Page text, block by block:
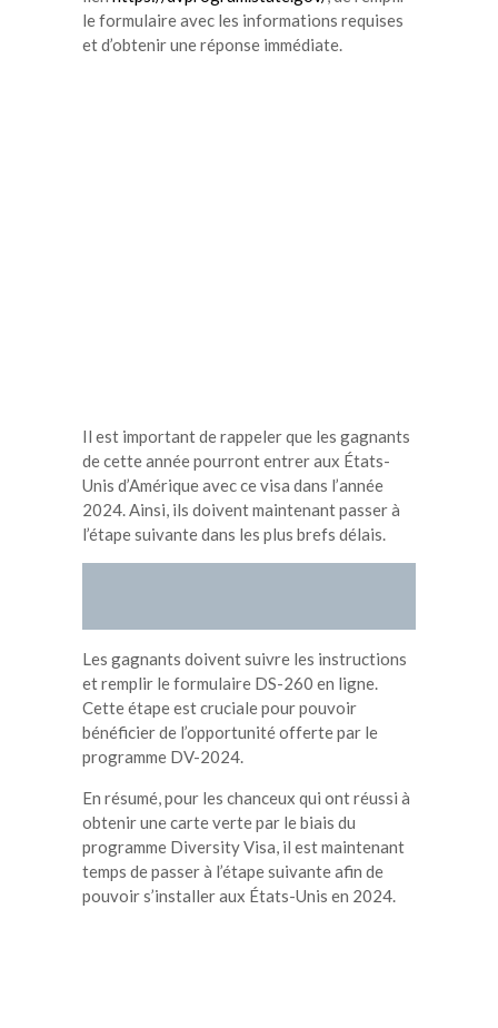
le formulaire avec les informations requises
et d’obtenir une réponse immédiate.
Il est important de rappeler que les gagnants
de cette année pourront entrer aux États-
Unis d’Amérique avec ce visa dans l’année
2024. Ainsi, ils doivent maintenant passer à
l’étape suivante dans les plus brefs délais.
Les gagnants doivent suivre les instructions
et remplir le formulaire DS-260 en ligne.
Cette étape est cruciale pour pouvoir
bénéficier de l’opportunité offerte par le
programme DV-2024.
En résumé, pour les chanceux qui ont réussi à
obtenir une carte verte par le biais du
programme Diversity Visa, il est maintenant
temps de passer à l’étape suivante afin de
pouvoir s’installer aux États-Unis en 2024.